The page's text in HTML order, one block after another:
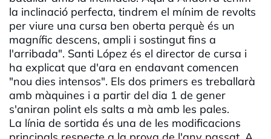
la inclinació perfecta, tindrem el mínim de revolts
per viure una cursa ben oberta perquè és un
magnífic descens, ampli i sostingut fins a
l'arribada". Santi López és el director de cursa i
ha explicat que d'ara en endavant comencen
"nou dies intensos". Els dos primers es treballarà
amb màquines i a partir del dia 1 de gener
s'aniran polint els salts a mà amb les pales.
La línia de sortida és una de les modificacions